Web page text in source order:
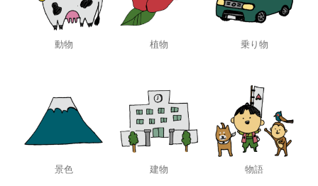
動物 植物 乗り物
景色 建物 物語